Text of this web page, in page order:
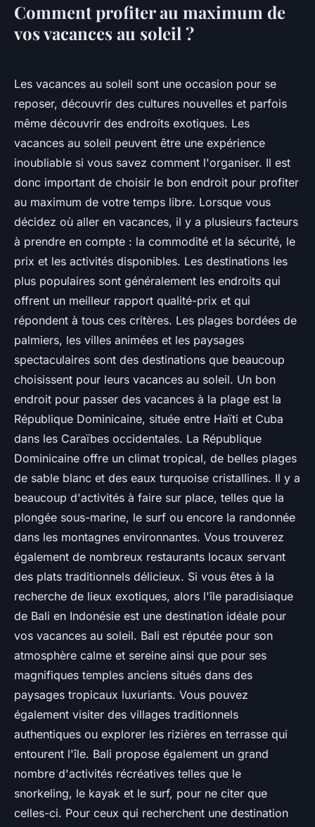
Comment profiter au maximum de
vos vacances au soleil ?
Les vacances au soleil sont une occasion pour se
reposer, découvrir des cultures nouvelles et parfois
même découvrir des endroits exotiques. Les
vacances au soleil peuvent être une expérience
inoubliable si vous savez comment l'organiser. Il est
donc important de choisir le bon endroit pour profiter
au maximum de votre temps libre. Lorsque vous
décidez où aller en vacances, il y a plusieurs facteurs
à prendre en compte : la commodité et la sécurité, le
prix et les activités disponibles. Les destinations les
plus populaires sont généralement les endroits qui
offrent un meilleur rapport qualité-prix et qui
répondent à tous ces critères. Les plages bordées de
palmiers, les villes animées et les paysages
spectaculaires sont des destinations que beaucoup
choisissent pour leurs vacances au soleil. Un bon
endroit pour passer des vacances à la plage est la
République Dominicaine, située entre Haïti et Cuba
dans les Caraïbes occidentales. La République
Dominicaine offre un climat tropical, de belles plages
de sable blanc et des eaux turquoise cristallines. Il y a
beaucoup d'activités à faire sur place, telles que la
plongée sous-marine, le surf ou encore la randonnée
dans les montagnes environnantes. Vous trouverez
également de nombreux restaurants locaux servant
des plats traditionnels délicieux. Si vous êtes à la
recherche de lieux exotiques, alors l'île paradisiaque
de Bali en Indonésie est une destination idéale pour
vos vacances au soleil. Bali est réputée pour son
atmosphère calme et sereine ainsi que pour ses
magnifiques temples anciens situés dans des
paysages tropicaux luxuriants. Vous pouvez
également visiter des villages traditionnels
authentiques ou explorer les rizières en terrasse qui
entourent l'île. Bali propose également un grand
nombre d'activités récréatives telles que le
snorkeling, le kayak et le surf, pour ne citer que
celles-ci. Pour ceux qui recherchent une destination